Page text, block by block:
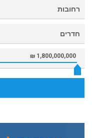
רחובות
חדרים
1,800,000,000 ₪